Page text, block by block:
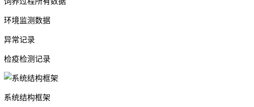
环境监测数据
异常记录
检疫检测记录
系统结构框架